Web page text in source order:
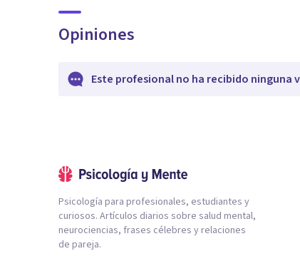
Opiniones
Este profesional no ha recibido ninguna
Psicología para profesionales, estudiantes y
curiosos. Artículos diarios sobre salud mental,
neurociencias, frases célebres y relaciones
de pareja.